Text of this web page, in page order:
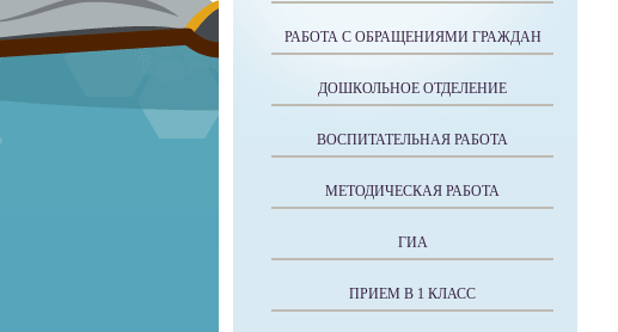
РАБОТА С ОБРАЩЕНИЯМИ ГРАЖДАН
ДОШКОЛЬНОЕ ОТДЕЛЕНИЕ
ВОСПИТАТЕЛЬНАЯ РАБОТА
МЕТОДИЧЕСКАЯ РАБОТА
ГИА
ПРИЕМ В 1 КЛАСС